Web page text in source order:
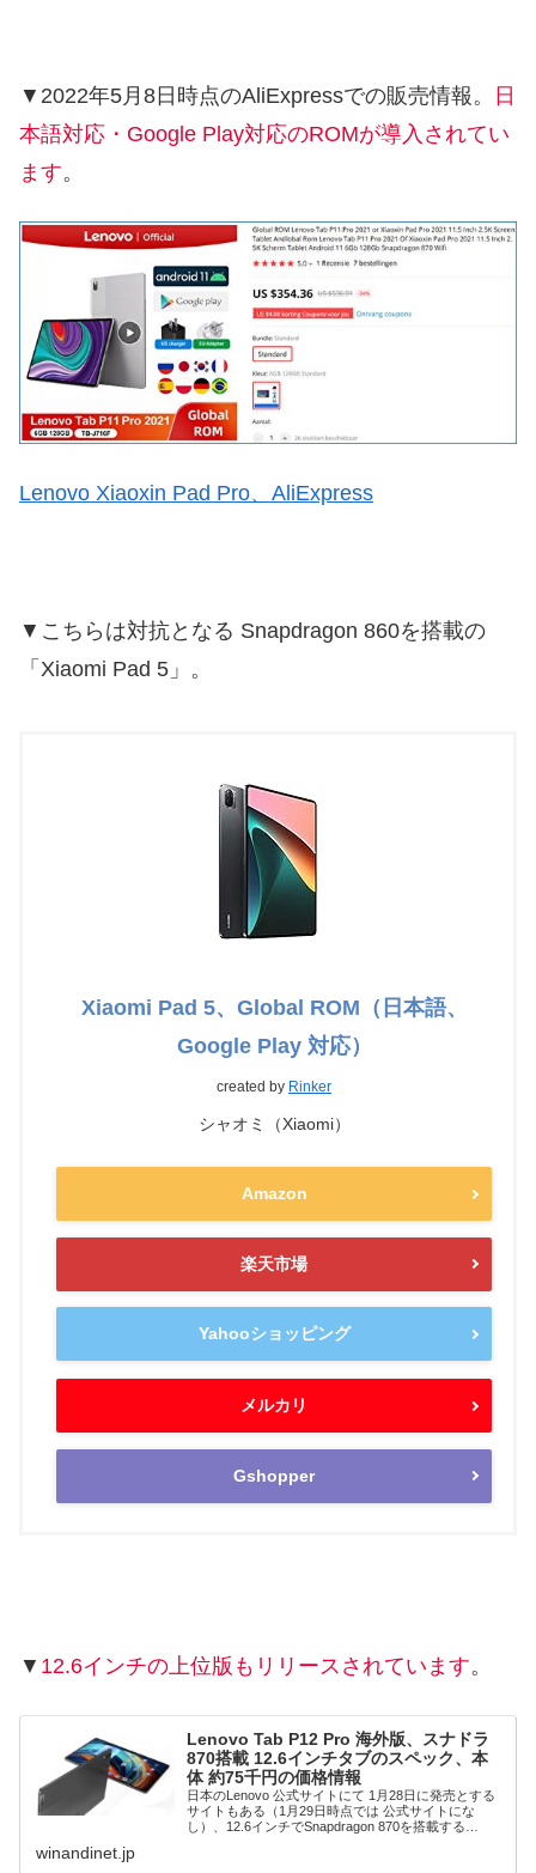
▼2022年5月8日時点のAliExpressでの販売情報。
日
本語対応・Google Play対応のROMが導入されてい
ます。
Lenovo Xiaoxin Pad Pro、AliExpress
▼こちらは対抗となる Snapdragon 860を搭載の
「Xiaomi Pad 5」。
Xiaomi Pad 5、Global ROM（日本語、
Google Play 対応）
created by Rinker
シャオミ（Xiaomi）
Amazon
楽天市場
Yahooショッピング
メルカリ
Gshopper
▼ 12.6インチの上位版もリリースされています。
Lenovo Tab P12 Pro 海外版、スナドラ
870搭載 12.6インチタブのスペック、本
体 約75千円の価格情報
日本のLenovo 公式サイトにて 1月28日に発売とする
サイトもある（1月29日時点では 公式サイトにな
し）、12.6インチでSnapdragon 870を搭載する
winandinet.jp